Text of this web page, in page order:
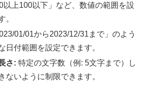
以上100以下」など、数値の範囲を設
。
01/01から2023/12/31まで」のよう
日付範囲を設定できます。
さ: 特定の文字数（例: 5文字まで）し
ないように制限できます。